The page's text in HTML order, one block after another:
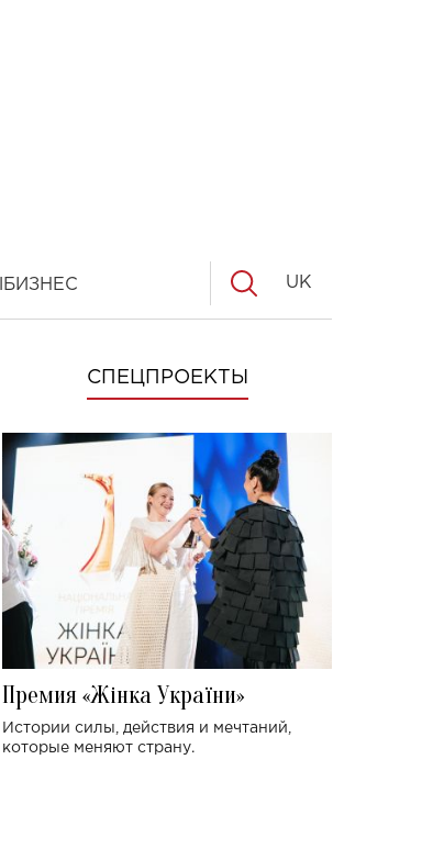
БИЗНЕС UK
СПЕЦПРОЕКТЫ
Премия «Жінка України»
Истории силы, действия и мечтаний,
которые меняют страну.